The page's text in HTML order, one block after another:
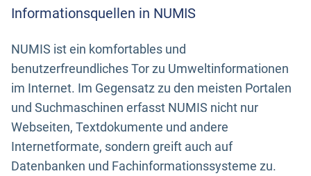
Informationsquellen in NUMIS
NUMIS ist ein komfortables und
benutzerfreundliches Tor zu Umweltinformationen
im Internet. Im Gegensatz zu den meisten Portalen
und Suchmaschinen erfasst NUMIS nicht nur
Webseiten, Textdokumente und andere
Internetformate, sondern greift auch auf
Datenbanken und Fachinformationssysteme zu.